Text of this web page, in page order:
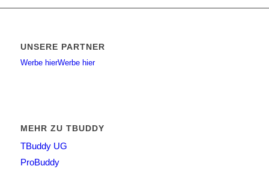
UNSERE PARTNER
Werbe hierWerbe hier
MEHR ZU TBUDDY
TBuddy UG
ProBuddy